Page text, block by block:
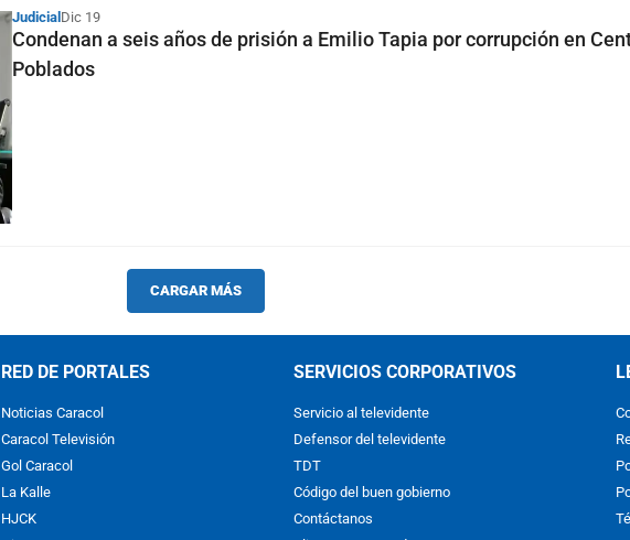
JudicialDic 19
Condenan a seis años de prisión a Emilio Tapia por corrupción en
Poblados
CARGAR MÁS
RED DE PORTALES
Noticias Caracol
Caracol Televisión
Gol Caracol
La Kalle
HJCK
SERVICIOS CORPORATIVOS
Servicio al televidente
Defensor del televidente
TDT
Código del buen gobierno
Contáctanos